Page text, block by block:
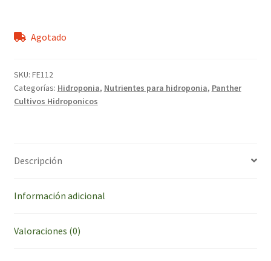
Agotado
SKU: FE112
Categorías: Hidroponia, Nutrientes para hidroponia, Panther
Cultivos Hidroponicos
Descripción
Información adicional
Valoraciones (0)